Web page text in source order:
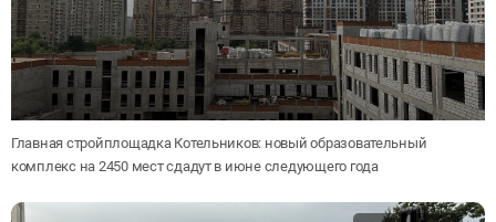
Главная стройплощадка Котельников: новый образовательный
комплекс на 2450 мест сдадут в июне следующего года